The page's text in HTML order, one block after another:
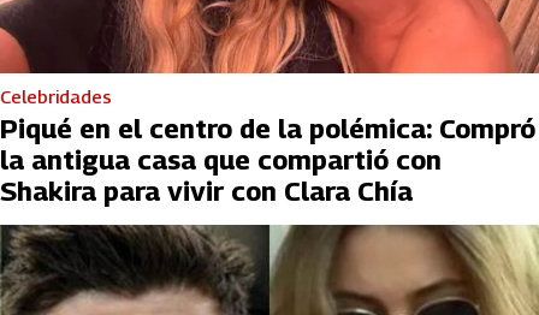
Celebridades
Piqué en el centro de la polémica: Compró
la antigua casa que compartió con
Shakira para vivir con Clara Chía